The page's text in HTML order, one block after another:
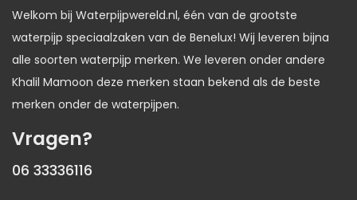
Welkom bij Waterpijpwereld.nl, één van de grootste
waterpijp speciaalzaken van de Benelux! Wij leveren bijna
alle soorten waterpijp merken. We leveren onder andere
Khalil Mamoon deze merken staan bekend als de beste
merken onder de waterpijpen.
Vragen?
06 33336116